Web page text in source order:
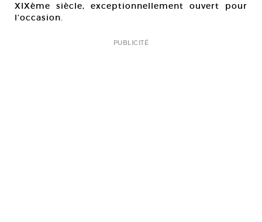
XIXème siècle, exceptionnellement ouvert pour
l’occasion.
PUBLICITÉ